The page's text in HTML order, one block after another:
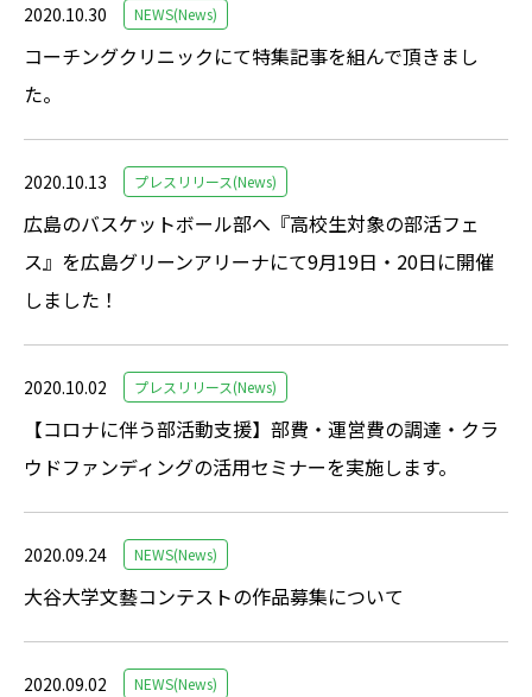
2020.10.30 NEWS(News)
コーチングクリニックにて特集記事を組んで頂きまし
た。
2020.10.13 プレスリリース(News)
広島のバスケットボール部へ『高校生対象の部活フェ
ス』を広島グリーンアリーナにて9月19日・20日に開催
しました！
2020.10.02 プレスリリース(News)
【コロナに伴う部活動支援】部費・運営費の調達・クラ
ウドファンディングの活用セミナーを実施します。
2020.09.24 NEWS(News)
大谷大学文藝コンテストの作品募集について
2020.09.02 NEWS(News)